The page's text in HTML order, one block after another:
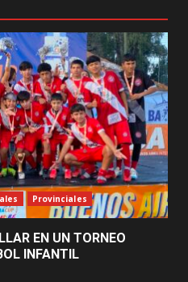
Provinciales
EN UN TORNEO
INFANTIL